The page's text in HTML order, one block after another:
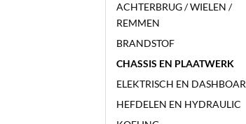
ACHTERBRUG / WIELEN /
REMMEN
BRANDSTOF
CHASSIS EN PLAATWERK
ELEKTRISCH EN
HEFDELEN EN HYDRAULIC